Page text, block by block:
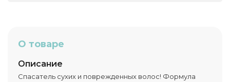
О товаре
Описание
Спасатель сухих и поврежденных волос! Формула